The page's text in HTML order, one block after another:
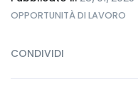
OPPORTUNITÀ DI LAVORO
CONDIVIDI